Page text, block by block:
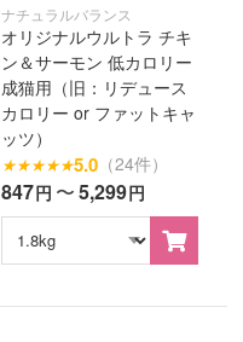
ナチュラルバランス
オリジナルウルトラ チキ
ン＆サーモン 低カロリー
成猫用（旧：リデュース
カロリー or ファットキャ
ッツ）
★★★★★5.0（24件）
847円 〜5,299円